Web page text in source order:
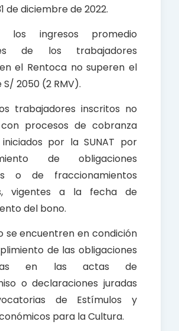
de diciembre de 2022.
ingresos promedio
de los trabajadores
el Rentoca no superen el
2050 (2 RMV).
trabajadores inscritos no
procesos de cobranza
por la SUNAT por
de obligaciones
o de fraccionamientos
vigentes a la fecha de
del bono.
se encuentren en condición
de las obligaciones
en las actas de
o declaraciones juradas
de Estímulos y
para la Cultura.